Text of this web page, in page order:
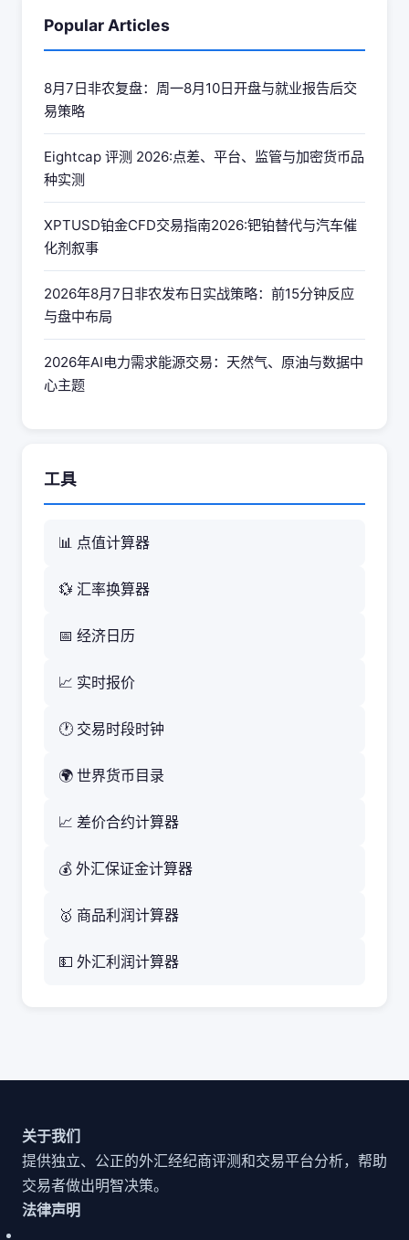
Popular Articles
8月7日非农复盘：周一8月10日开盘与就业报告后交
易策略
Eightcap 评测 2026:点差、平台、监管与加密货币品
种实测
XPTUSD铂金CFD交易指南2026:钯铂替代与汽车催
化剂叙事
2026年8月7日非农发布日实战策略：前15分钟反应
与盘中布局
2026年AI电力需求能源交易：天然气、原油与数据中
心主题
工具
📊 点值计算器
💱 汇率换算器
📅 经济日历
📈 实时报价
🕐 交易时段时钟
🌍 世界货币目录
📈 差价合约计算器
💰 外汇保证金计算器
🥇 商品利润计算器
💵 外汇利润计算器
关于我们
提供独立、公正的外汇经纪商评测和交易平台分析，帮助
交易者做出明智决策。
法律声明